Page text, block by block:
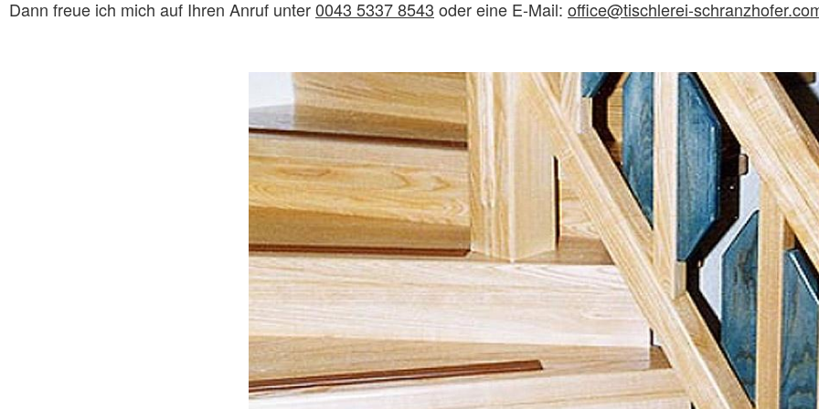
Dann freue ich mich auf Ihren Anruf unter0043 5337 8543 oder eine E-Mail: office@tischlerei-